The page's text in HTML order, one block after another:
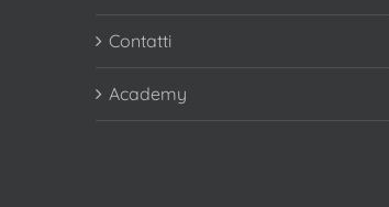
Contatti
Academy